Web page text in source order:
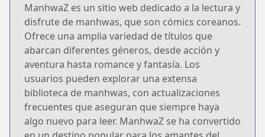
ManhwaZ es un sitio web dedicado a la lectura y
disfrute de manhwas, que son cómics coreanos.
Ofrece una amplia variedad de títulos que
abarcan diferentes géneros, desde acción y
aventura hasta romance y fantasía. Los
usuarios pueden explorar una extensa
biblioteca de manhwas, con actualizaciones
frecuentes que aseguran que siempre haya
algo nuevo para leer. ManhwaZ se ha convertido